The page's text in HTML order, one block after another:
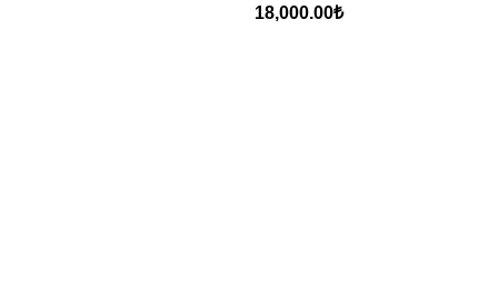
18,000.00₺